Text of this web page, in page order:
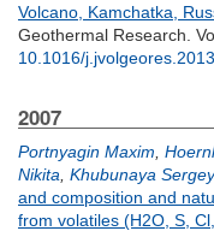
Volcano, Kamchatka,
Geothermal Research.
10.1016/
2007
Portnyagin Maxim
Nikita Khubunaya Sergey
and composition and
from volatiles (H2O, S,